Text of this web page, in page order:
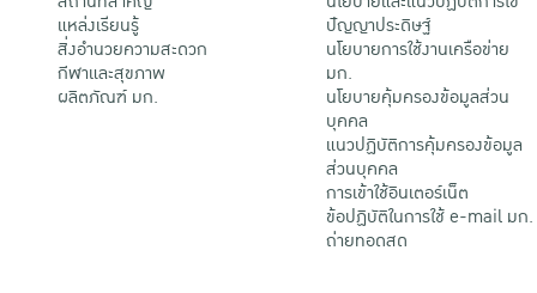
แหล่งเรียนรู้
สิ่งอำนวยความสะดวก
กีฬาและสุขภาพ
ผลิตภัณฑ์ มก.
ปัญญาประดิษฐ์
นโยบายการใช้งานเครือข่าย
มก.
นโยบายคุ้มครองข้อมูลส่วน
บุคคล
แนวปฏิบัติการคุ้มครองข้อมูล
ส่วนบุคคล
การเข้าใช้อินเตอร์เน็ต
ข้อปฏิบัติในการใช้ e-mail มก.
ถ่ายทอดสด